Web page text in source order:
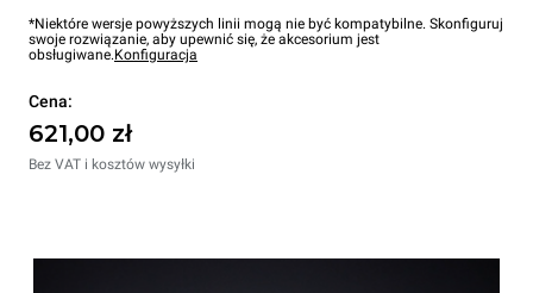
*Niektóre wersje powyższych linii mogą nie być kompatybilne. Skonfiguruj
swoje rozwiązanie, aby upewnić się, że akcesorium jest
obsługiwane.Konfiguracja
Cena:
621,00 zł
Bez VAT i kosztów wysyłki